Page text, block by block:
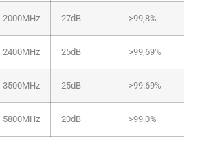
2000MHz 27dB >99,8%
2400MHz 25dB >99,69%
3500MHz 25dB >99.69%
5800MHz 20dB >99.0%